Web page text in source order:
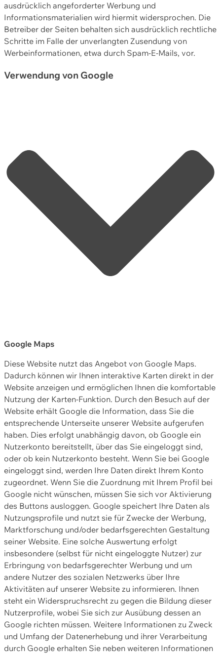
ausdrücklich angeforderter Werbung und
Informationsmaterialien wird hiermit widersprochen. Die
Betreiber der Seiten behalten sich ausdrücklich rechtliche
Schritte im Falle der unverlangten Zusendung von
Werbeinformationen, etwa durch Spam-E-Mails, vor.
Verwendung von Google
Google Maps
Diese Website nutzt das Angebot von Google Maps.
Dadurch können wir Ihnen interaktive Karten direkt in der
Website anzeigen und ermöglichen Ihnen die komfortable
Nutzung der Karten-Funktion. Durch den Besuch auf der
Website erhält Google die Information, dass Sie die
entsprechende Unterseite unserer Website aufgerufen
haben. Dies erfolgt unabhängig davon, ob Google ein
Nutzerkonto bereitstellt, über das Sie eingeloggt sind,
oder ob kein Nutzerkonto besteht. Wenn Sie bei Google
eingeloggt sind, werden Ihre Daten direkt Ihrem Konto
zugeordnet. Wenn Sie die Zuordnung mit Ihrem Profil bei
Google nicht wünschen, müssen Sie sich vor Aktivierung
des Buttons ausloggen. Google speichert Ihre Daten als
Nutzungsprofile und nutzt sie für Zwecke der Werbung,
Marktforschung und/oder bedarfsgerechten Gestaltung
seiner Website. Eine solche Auswertung erfolgt
insbesondere (selbst für nicht eingeloggte Nutzer) zur
Erbringung von bedarfsgerechter Werbung und um
andere Nutzer des sozialen Netzwerks über Ihre
Aktivitäten auf unserer Website zu informieren. Ihnen
steht ein Widerspruchsrecht zu gegen die Bildung dieser
Nutzerprofile, wobei Sie sich zur Ausübung dessen an
Google richten müssen. Weitere Informationen zu Zweck
und Umfang der Datenerhebung und ihrer Verarbeitung
durch Google erhalten Sie neben weiteren Informationen